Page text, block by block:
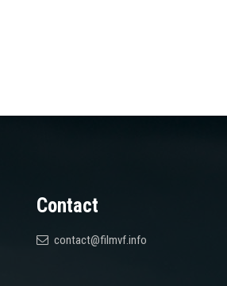
Contact
contact@filmvf.info